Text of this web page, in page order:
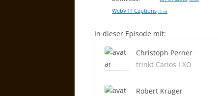
WebVTT Captions 171 KB
In dieser Episode mit:
Christoph Perner
trinkt Carlos I XO
Robert Krüger